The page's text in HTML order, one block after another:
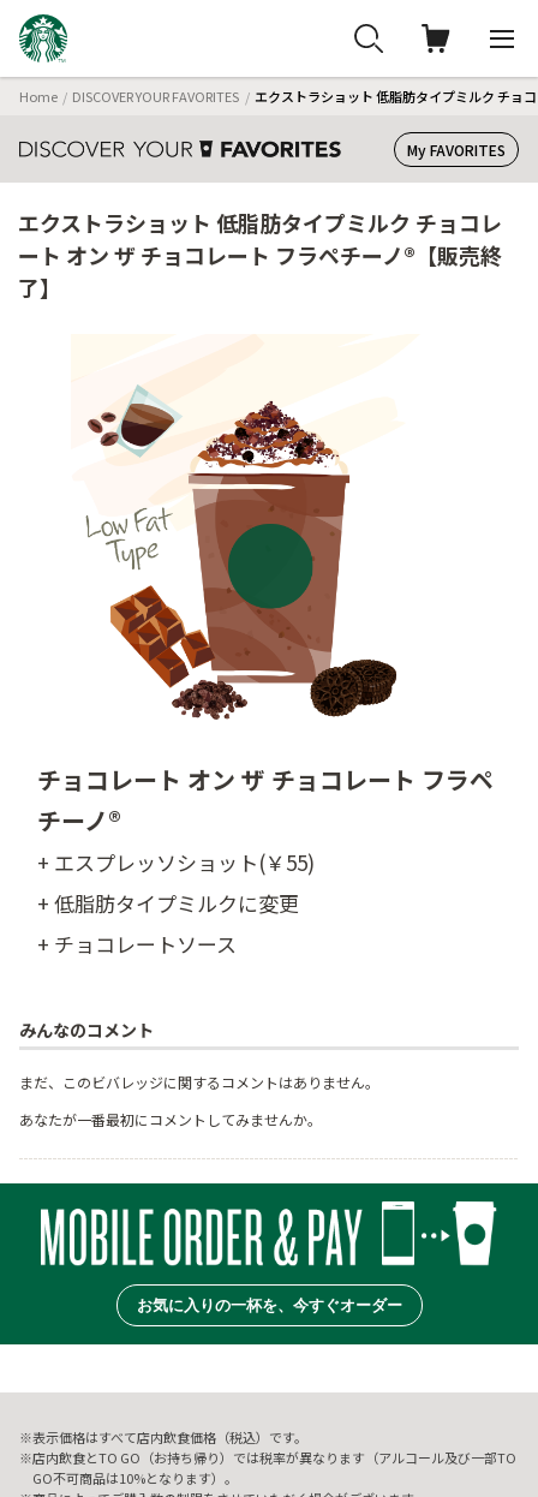
Home DISCOVER YOUR FAVORITES エクストラショット 低脂肪タイプミルク チョ
My FAVORITES
エクストラショット 低脂肪タイプミルク チョコレ
ート オン ザ チョコレート フラペチーノ®【販売終
了】
チョコレート オン ザ チョコレート フラペ
チーノ®
+ エスプレッソショット(￥55)
+ 低脂肪タイプミルクに変更
+ チョコレートソース
みんなのコメント
まだ、このビバレッジに関するコメントはありません。
あなたが一番最初にコメントしてみませんか。
お気に入りの一杯を、今すぐオーダー
表示価格はすべて店内飲食価格（税込）です。
店内飲食とTO GO（お持ち帰り）では税率が異なります（アルコール及び一部TO
GO不可商品は10%となります）。